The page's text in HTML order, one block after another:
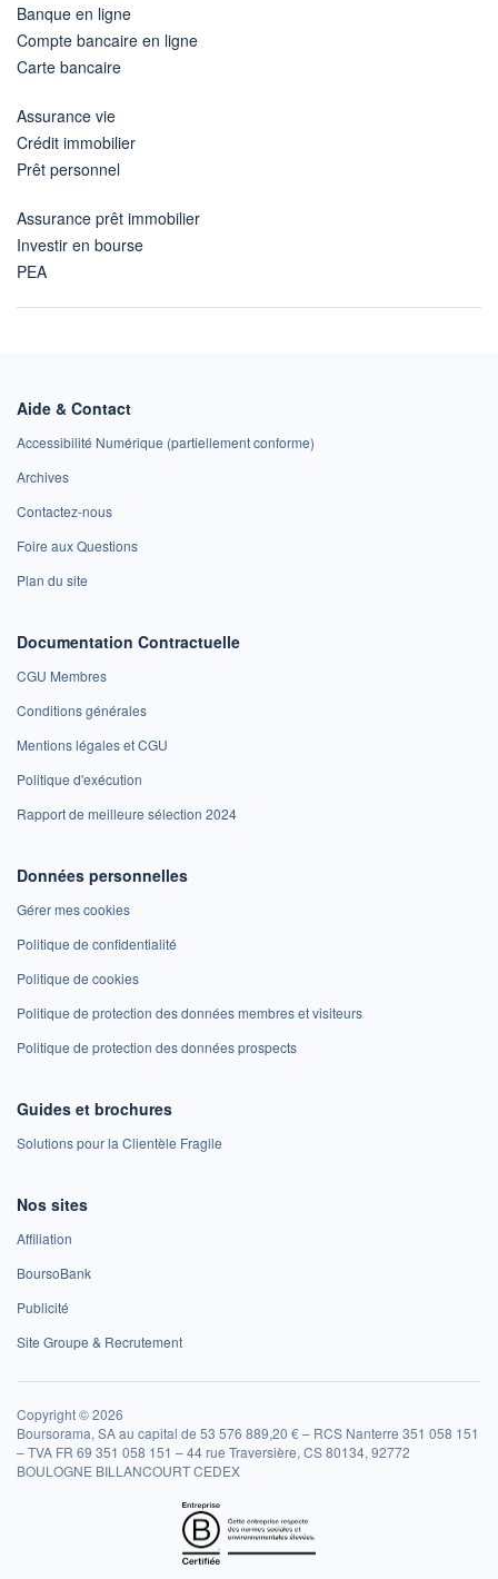
Banque en ligne
Compte bancaire en ligne
Carte bancaire
Assurance vie
Crédit immobilier
Prêt personnel
Assurance prêt immobilier
Investir en bourse
PEA
Aide & Contact
Accessibilité Numérique (partiellement conforme)
Archives
Contactez-nous
Foire aux Questions
Plan du site
Documentation Contractuelle
CGU Membres
Conditions générales
Mentions légales et CGU
Politique d'exécution
Rapport de meilleure sélection 2024
Données personnelles
Gérer mes cookies
Politique de confidentialité
Politique de cookies
Politique de protection des données membres et visiteurs
Politique de protection des données prospects
Guides et brochures
Solutions pour la Clientèle Fragile
Nos sites
Affiliation
BoursoBank
Publicité
Site Groupe & Recrutement
Copyright © 2026
Boursorama, SA au capital de 53 576 889,20 € – RCS Nanterre 351 058 151
– TVA FR 69 351 058 151 – 44 rue Traversière, CS 80134, 92772
BOULOGNE BILLANCOURT CEDEX